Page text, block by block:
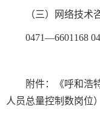
（三）网络技术
0471—6601168
附件：《呼和浩
人员总量控制数岗位